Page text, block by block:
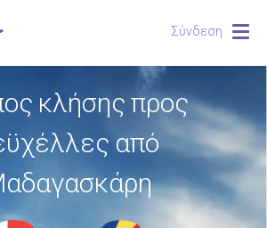
Σύνδεση
κλήσης προς
από